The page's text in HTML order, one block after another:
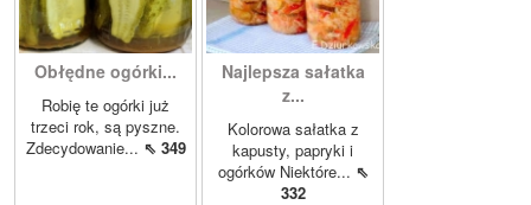
Obłędne ogórki...
Robię te ogórki już
trzeci rok, są pyszne.
Zdecydowanie... ⇖ 349
Najlepsza sałatka
z...
Kolorowa sałatka z
kapusty, papryki i
ogórków Niektóre... ⇖
332